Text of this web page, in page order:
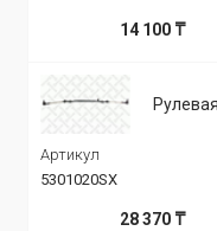
14 100 ₸
Артикул
5301020SX
28 370 ₸